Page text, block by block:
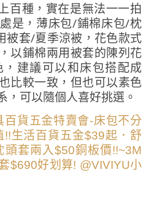
百種，實在是無法一一拍
是，薄床包/鋪棉床包/枕
被套/夏季涼被，花色款式
以鋪棉兩用被套的陳列花
建議可以和床包搭配成
比較一致，但也可以素色
，可以隨個人喜好挑選。